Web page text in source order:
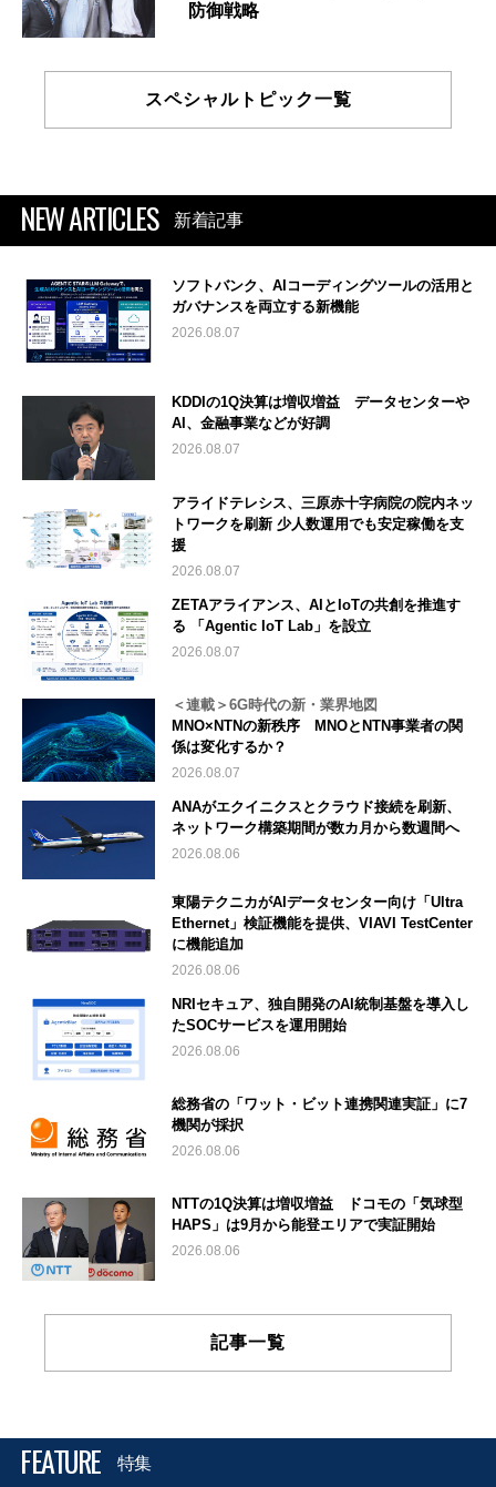
防御戦略
スペシャルトピック一覧
NEW ARTICLES 新着記事
ソフトバンク、AIコーディングツールの活用と
ガバナンスを両立する新機能
2026.08.07
KDDIの1Q決算は増収増益 データセンターや
AI、金融事業などが好調
2026.08.07
アライドテレシス、三原赤十字病院の院内ネッ
トワークを刷新 少人数運用でも安定稼働を支
援
2026.08.07
ZETAアライアンス、AIとIoTの共創を推進す
る 「Agentic IoT Lab」を設立
2026.08.07
＜連載＞6G時代の新・業界地図
MNO×NTNの新秩序 MNOとNTN事業者の関
係は変化するか？
2026.08.07
ANAがエクイニクスとクラウド接続を刷新、
ネットワーク構築期間が数カ月から数週間へ
2026.08.06
東陽テクニカがAIデータセンター向け「Ultra
Ethernet」検証機能を提供、VIAVI TestCenter
に機能追加
2026.08.06
NRIセキュア、独自開発のAI統制基盤を導入し
たSOCサービスを運用開始
2026.08.06
総務省の「ワット・ビット連携関連実証」に7
機関が採択
2026.08.06
NTTの1Q決算は増収増益 ドコモの「気球型
HAPS」は9月から能登エリアで実証開始
2026.08.06
記事一覧
FEATURE 特集